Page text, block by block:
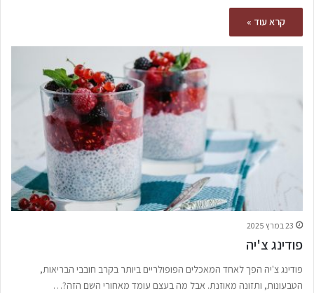
קרא עוד »
23 במרץ 2025
פודינג צ'יה
פודינג צ'יה הפך לאחד המאכלים הפופולריים ביותר בקרב חובבי הבריאות,
הטבעונות, ותזונה מאוזנת. אבל מה בעצם עומד מאחורי השם הזה?…